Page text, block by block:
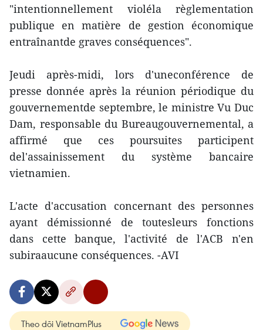
"intentionnellement violéla règlementation
publique en matière de gestion économique
entraînantde graves conséquences".
Jeudi après-midi, lors d'uneconférence de
presse donnée après la réunion périodique du
gouvernementde septembre, le ministre Vu Duc
Dam, responsable du Bureaugouvernemental, a
affirmé que ces poursuites participent
del'assainissement du système bancaire
vietnamien.
L'acte d'accusation concernant des personnes
ayant démissionné de toutesleurs fonctions
dans cette banque, l'activité de l'ACB n'en
subiraaucune conséquences. -AVI
Theo dõi VietnamPlus